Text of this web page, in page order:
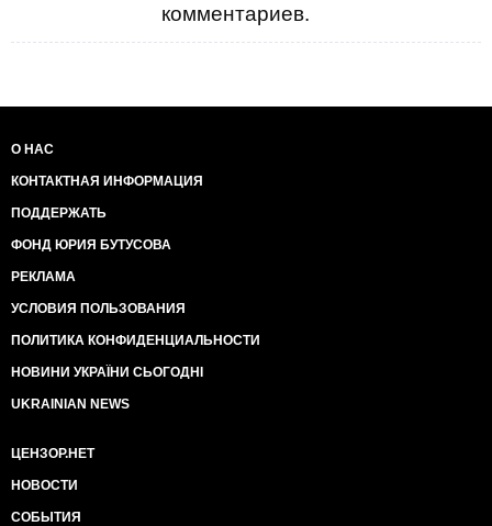
комментариев.
О НАС
КОНТАКТНАЯ ИНФОРМАЦИЯ
ПОДДЕРЖАТЬ
ФОНД ЮРИЯ БУТУСОВА
РЕКЛАМА
УСЛОВИЯ ПОЛЬЗОВАНИЯ
ПОЛИТИКА КОНФИДЕНЦИАЛЬНОСТИ
НОВИНИ УКРАЇНИ СЬОГОДНІ
UKRAINIAN NEWS
ЦЕНЗОР.НЕТ
НОВОСТИ
СОБЫТИЯ